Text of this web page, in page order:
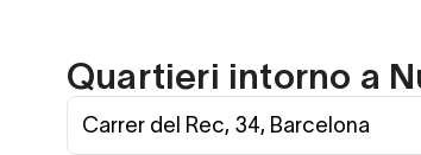
Quartieri intorno a
Carrer del Rec, 34, Barcelona